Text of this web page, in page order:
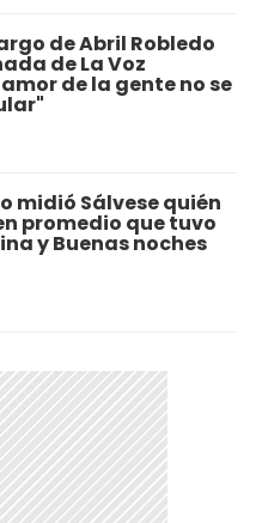
de Abril Robledo
de La Voz
de la gente no se
midió Sálvese quién
promedio que tuvo
y Buenas noches